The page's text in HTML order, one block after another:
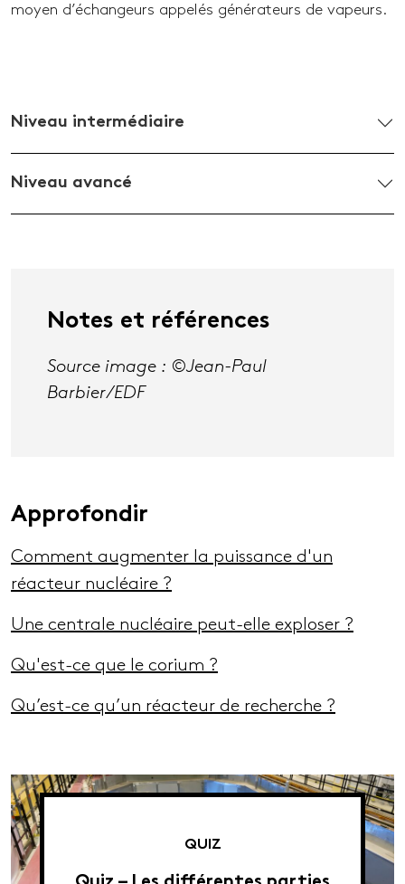
moyen d’échangeurs appelés générateurs de vapeurs.
Niveau intermédiaire
Niveau avancé
Notes et références
Source image : ©Jean-Paul
Barbier/EDF
Approfondir
Comment augmenter la puissance d'un
réacteur nucléaire ?
Une centrale nucléaire peut-elle exploser ?
Qu'est-ce que le corium ?
Qu’est-ce qu’un réacteur de recherche ?
QUIZ